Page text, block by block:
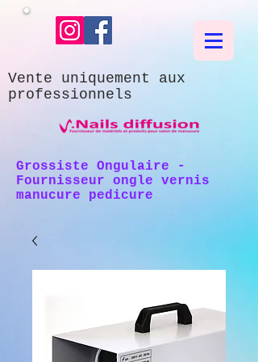
Vente uniquement aux
professionnels
Grossiste Ongulaire -
Fournisseur ongle vernis
manucure pedicure